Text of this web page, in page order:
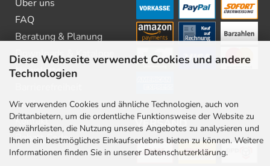
Diese Webseite verwendet Cookies und andere
Technologien
Wir verwenden Cookies und ähnliche Technologien, auch von
Drittanbietern, um die ordentliche Funktionsweise der Website zu
gewährleisten, die Nutzung unseres Angebotes zu analysieren und
Ihnen ein bestmögliches Einkaufserlebnis bieten zu können. Weitere
Informationen finden Sie in unserer Datenschutzerklärung.
Über uns
FAQ
Beratung & Planung
Downloads & Kataloge
Newsletter
Stellenangebote
Kontakt
Rabatt Codes
VERSAND